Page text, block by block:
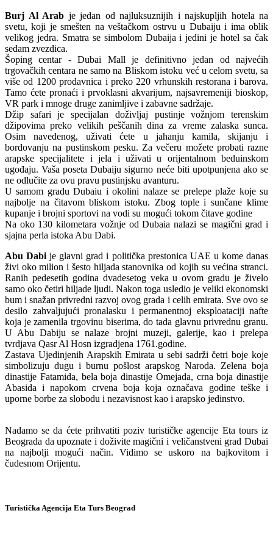
Burj Al Arab je jedan od najluksuznijih i najskupljih hotela na
svetu, koji je smešten na veštačkom ostrvu u Dubaiju i ima oblik
velikog jedra. Smatra se simbolom Dubaija i jedini je hotel sa čak
sedam zvezdica.
Šoping centar - Dubai Mall je definitivno jedan od najvećih
trgovačkih centara ne samo na Bliskom istoku već u celom svetu, sa
više od 1200 prodavnica i preko 220 vrhunskih restorana i barova.
Tamo ćete pronaći i prvoklasni akvarijum, najsavremeniji bioskop,
VR park i mnoge druge zanimljive i zabavne sadržaje.
Džip safari je specijalan doživljaj pustinje vožnjom terenskim
džipovima preko velikih peščanih dina za vreme zalaska sunca.
Osim navedenog, uživati ćete u jahanju kamila, skijanju i
bordovanju na pustinskom pesku. Za večeru možete probati razne
arapske specijalitete i jela i uživati u orijentalnom beduinskom
ugođaju. Vaša poseta Dubaiju sigurno neće biti upotpunjena ako se
ne odlučite za ovu pravu pustinjsku avanturu.
U samom gradu Dubaiu i okolini nalaze se prelepe plaže koje su
najbolje na čitavom bliskom istoku. Zbog tople i sunčane klime
kupanje i brojni sportovi na vodi su mogući tokom čitave godine
Na oko 130 kilometara vožnje od Dubaia nalazi se magični grad i
sjajna perla istoka Abu Dabi.
Abu Dabi je glavni grad i politička prestonica UAE u kome danas
živi oko milion i šesto hiljada stanovnika od kojih su većina stranci.
Ranih pedesetih godina dvadesetog veka u ovom gradu je živelo
samo oko četiri hiljade ljudi. Nakon toga usledio je veliki ekonomski
bum i snažan privredni razvoj ovog grada i celih emirata. Sve ovo se
desilo zahvaljujući pronalasku i permanentnoj eksploataciji nafte
koja je zamenila trgovinu biserima, do tada glavnu privrednu granu.
U Abu Dabiju se nalaze brojni muzeji, galerije, kao i prelepa
tvrdjava Qasr Al Hosn izgradjena 1761.godine.
Zastava Ujedinjenih Arapskih Emirata u sebi sadrži četri boje koje
simbolizuju dugu i burnu pošlost arapskog Naroda. Zelena boja
dinastije Fatamida, bela boja dinastije Omejada, crna boja dinastije
Abasida i napokom crvena boja koja označava godine teške i
uporne borbe za slobodu i nezavisnost kao i arapsko jedinstvo.
Nadamo se da ćete prihvatiti poziv turističke agencije Eta tours iz
Beograda da upoznate i doživite magični i veličanstveni grad Dubai
na najbolji mogući način. Vidimo se uskoro na bajkovitom i
čudesnom Orijentu.
Turistička Agencija Eta Turs Beograd